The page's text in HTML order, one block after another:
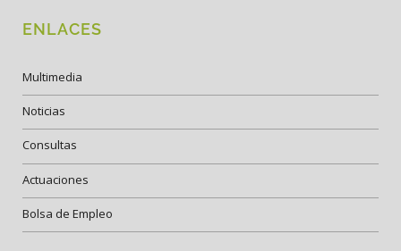
ENLACES
Multimedia
Noticias
Consultas
Actuaciones
Bolsa de Empleo